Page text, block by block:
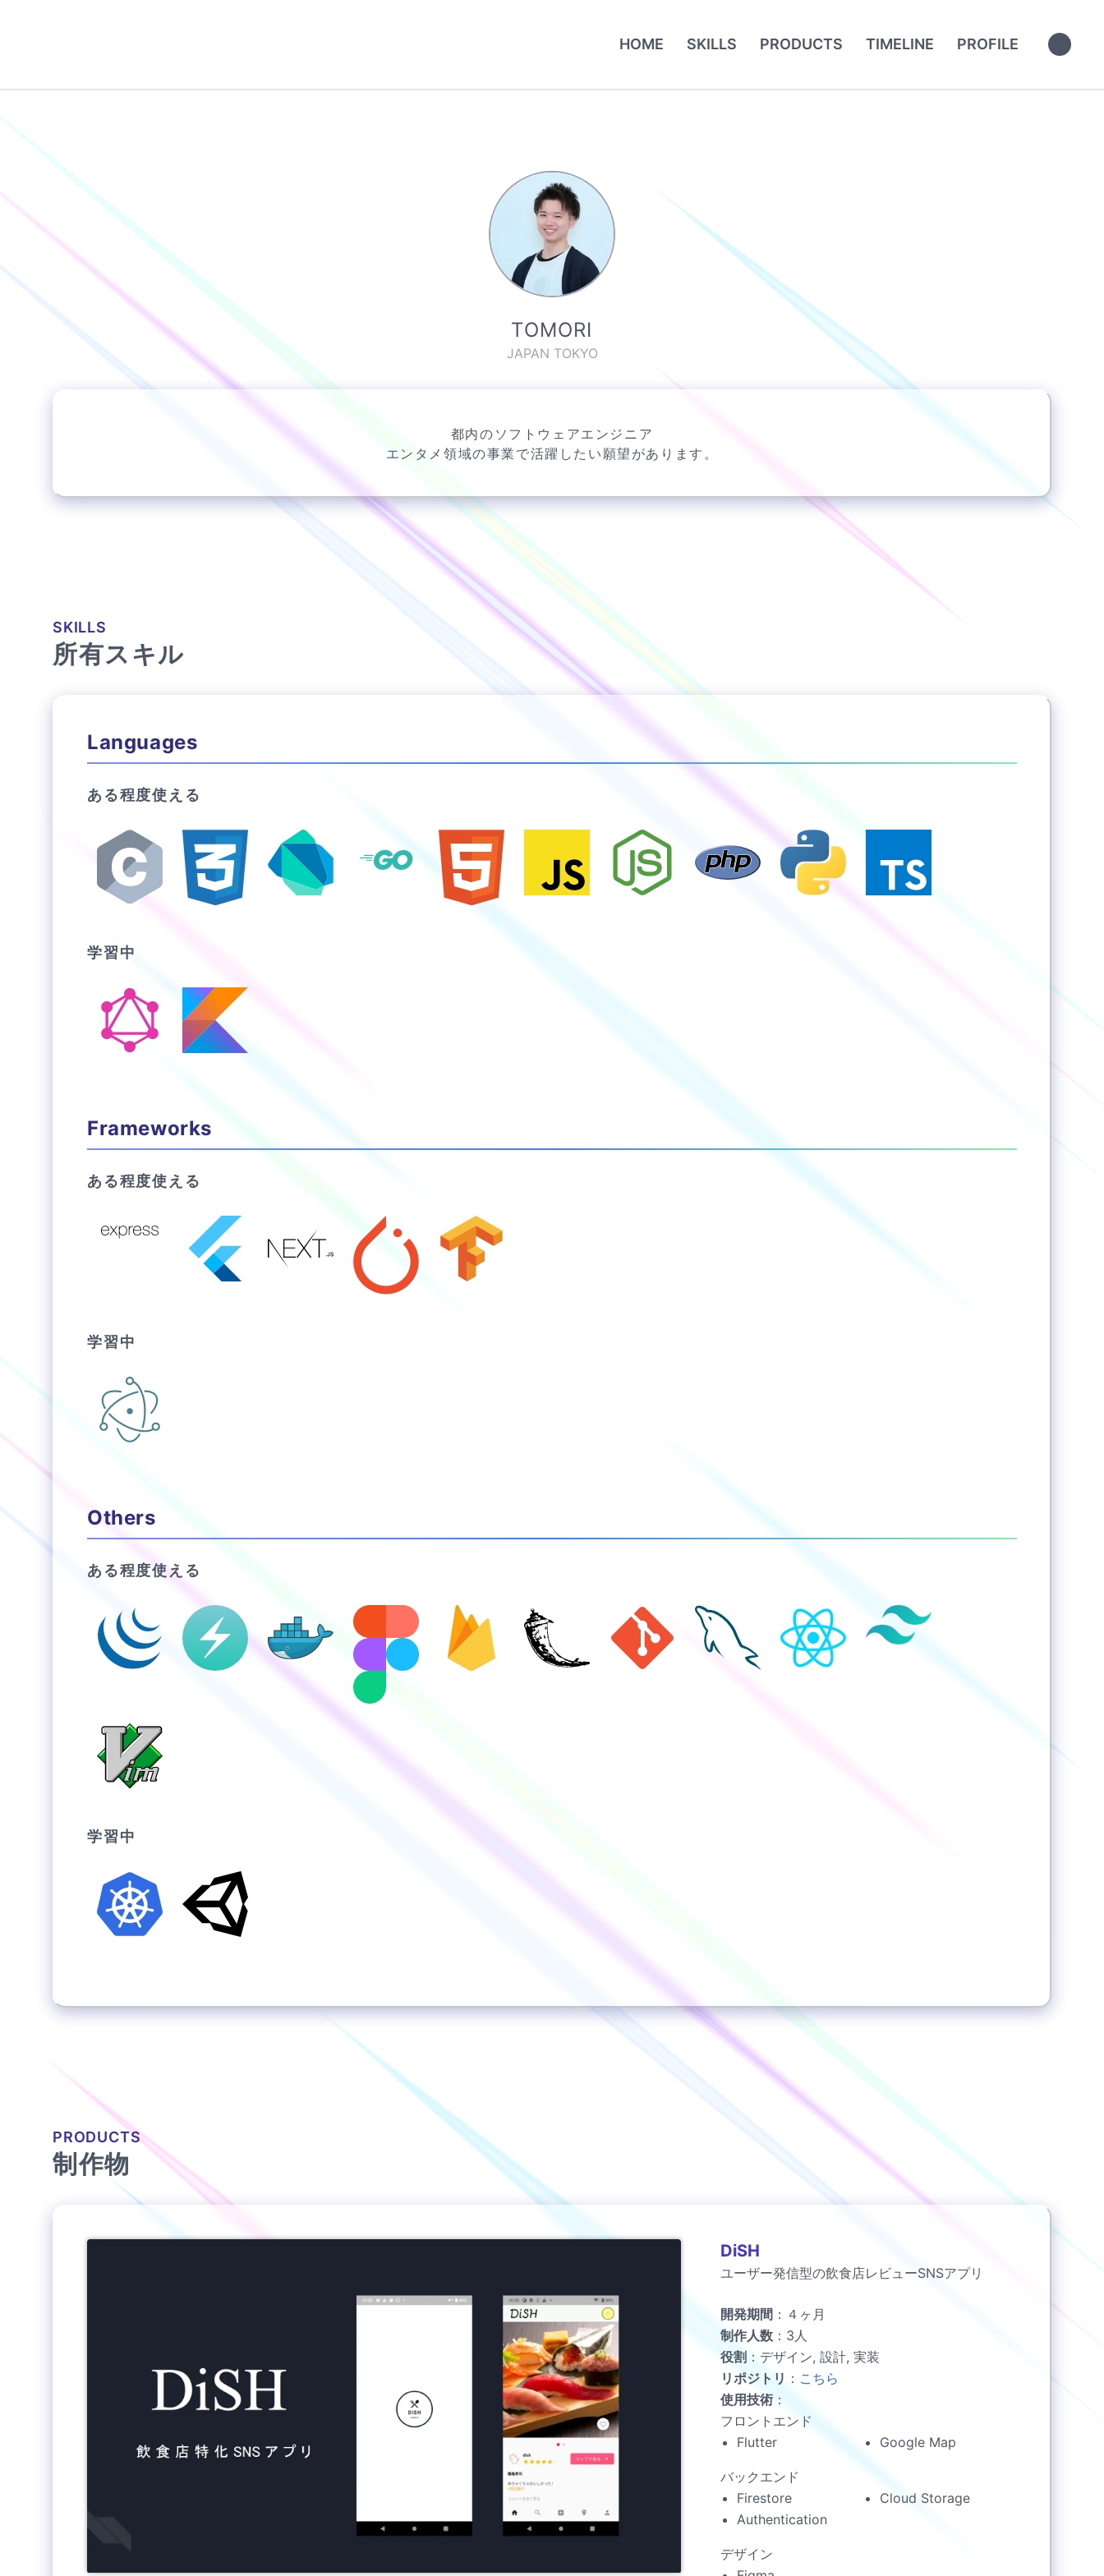
HOME SKILLS PRODUCTS TIMELINE PROFILE
TOMORI
JAPAN TOKYO
都内のソフトウェアエンジニア
エンタメ領域の事業で活躍したい願望があります。
SKILLS
所有スキル
Languages
ある程度使える
学習中
Frameworks
ある程度使える
学習中
Others
ある程度使える
学習中
PRODUCTS
制作物
DiSH
ユーザー発信型の飲食店レビューSNSアプリ
開発期間 ： ４ヶ月
制作人数： 3人
役割 ： デザイン, 設計, 実装
リポジトリ ： こちら
使用技術：
フロントエンド
Flutter
Google Map
バックエンド
Firestore
Cloud Storage
Authentication
デザイン